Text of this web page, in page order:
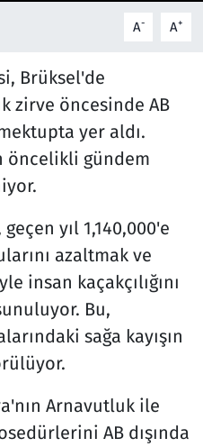
A- A+
Brüksel'de
zirve öncesinde AB
yer aldı.
öncelikli gündem
yıl 1,140,000'e
azaltmak ve
insan kaçakçılığını
Bu,
sağa kayışın
Arnavutluk ile
AB dışında